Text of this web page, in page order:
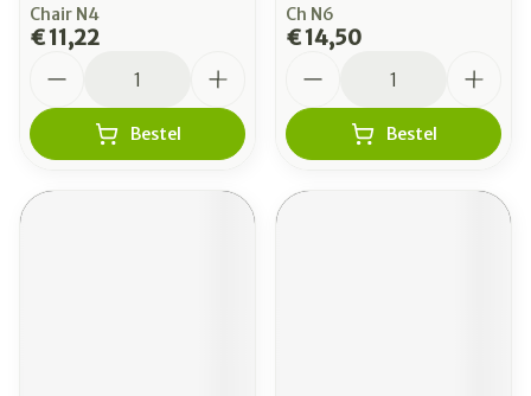
Chair N4
€ 11,22
Bestel
Ch N6
€ 14,50
Bestel